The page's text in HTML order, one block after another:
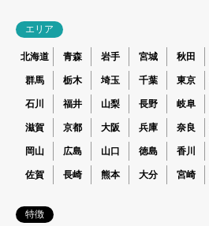
エリア
北海道 青森 岩手 宮城 秋田
群馬 栃木 埼玉 千葉 東京
石川 福井 山梨 長野 岐阜
滋賀 京都 大阪 兵庫 奈良
岡山 広島 山口 徳島 香川
佐賀 長崎 熊本 大分 宮崎
特徴